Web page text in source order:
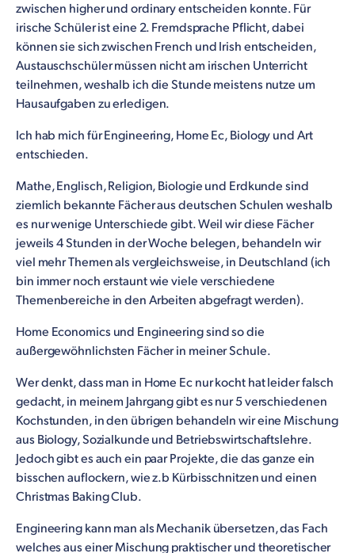
zwischen higher und ordinary entscheiden konnte. Für
irische Schüler ist eine 2. Fremdsprache Pflicht, dabei
können sie sich zwischen French und Irish entscheiden,
Austauschschüler müssen nicht am irischen Unterricht
teilnehmen, weshalb ich die Stunde meistens nutze um
Hausaufgaben zu erledigen.
Ich hab mich für Engineering, Home Ec, Biology und Art
entschieden.
Mathe, Englisch, Religion, Biologie und Erdkunde sind
ziemlich bekannte Fächer aus deutschen Schulen weshalb
es nur wenige Unterschiede gibt. Weil wir diese Fächer
jeweils 4 Stunden in der Woche belegen, behandeln wir
viel mehr Themen als vergleichsweise, in Deutschland (ich
bin immer noch erstaunt wie viele verschiedene
Themenbereiche in den Arbeiten abgefragt werden).
Home Economics und Engineering sind so die
außergewöhnlichsten Fächer in meiner Schule.
Wer denkt, dass man in Home Ec nur kocht hat leider falsch
gedacht, in meinem Jahrgang gibt es nur 5 verschiedenen
Kochstunden, in den übrigen behandeln wir eine Mischung
aus Biology, Sozialkunde und Betriebswirtschaftslehre.
Jedoch gibt es auch ein paar Projekte, die das ganze ein
bisschen auflockern, wie z.b Kürbisschnitzen und einen
Christmas Baking Club.
Engineering kann man als Mechanik übersetzen, das Fach
welches aus einer Mischung praktischer und theoretischer